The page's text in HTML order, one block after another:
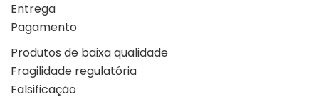
Entrega
Pagamento
Produtos de baixa qualidade
Fragilidade regulatória
Falsificação